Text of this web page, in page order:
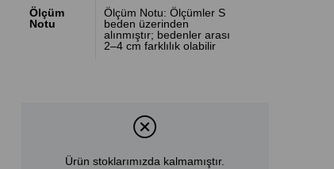
Ölçüm
Notu
Ölçüm Notu: Ölçümler S
beden üzerinden
alınmıştır; bedenler arası
2–4 cm farklılık olabilir
Ürün stoklarımızda kalmamıştır.